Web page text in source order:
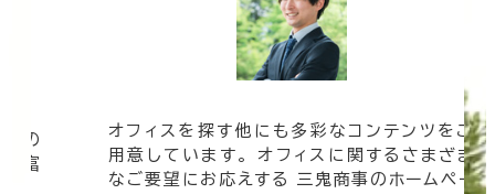
棟)
この条件で検索する
の
豊富
オフィスを探す他にも多彩なコンテンツをご
用意しています。 オフィスに関するさまざま
なご要望にお応えする 三鬼商事のホームペー